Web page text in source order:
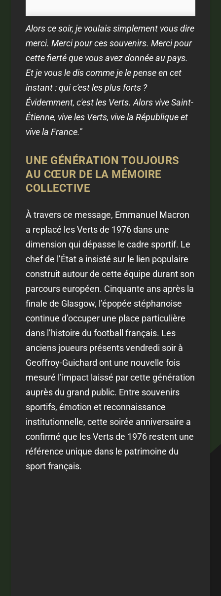
Alors ce soir, je voulais simplement vous dire
merci. Merci pour ces souvenirs. Merci pour
cette fierté que vous avez donnée au pays.
Et je vous le dis comme je le pense en cet
instant : qui c'est les plus forts ?
Évidemment, c'est les Verts. Alors vive Saint-
Étienne, vive les Verts, vive la République et
vive la France."
UNE GÉNÉRATION TOUJOURS
AU CŒUR DE LA MÉMOIRE
COLLECTIVE
À travers ce message, Emmanuel Macron
a replacé les Verts de 1976 dans une
dimension qui dépasse le cadre sportif. Le
chef de l’État a insisté sur le lien populaire
construit autour de cette équipe durant son
parcours européen. Cinquante ans après la
finale de Glasgow, l’épopée stéphanoise
continue d’occuper une place particulière
dans l’histoire du football français. Les
anciens joueurs présents vendredi soir à
Geoffroy-Guichard ont une nouvelle fois
mesuré l’impact laissé par cette génération
auprès du grand public. Entre souvenirs
sportifs, émotion et reconnaissance
institutionnelle, cette soirée anniversaire a
confirmé que les Verts de 1976 restent une
référence unique dans le patrimoine du
sport français.